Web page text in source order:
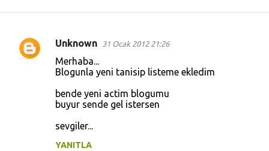
Y
Unknown 31 Ocak 2012 21:26
Merhaba...
Blogunla yeni tanisip listeme ekledim
bende yeni actim blogumu
buyur sende gel istersen
sevgiler...
YANITLA